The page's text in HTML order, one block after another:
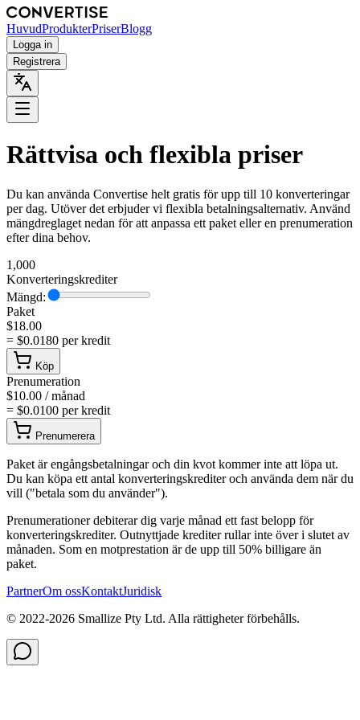
HuvudProdukterPriserBlogg
Logga in
Registrera
Rättvisa och flexibla priser
Du kan använda Convertise helt gratis för upp till 10 konverteringar
per dag. Utöver det erbjuder vi flexibla betalningsalternativ. Använd
mängdreglaget nedan för att anpassa ett paket eller en prenumeration
efter dina behov.
1,000
Konverteringskrediter
Mängd:
Paket
$18.00
= $0.0180 per kredit
Köp
Prenumeration
$10.00 / månad
= $0.0100 per kredit
Prenumerera
Paket är engångsbetalningar och din kvot kommer inte att löpa ut.
Du kan köpa ett antal konverteringskrediter och använda dem när du
vill ("betala som du använder").
Prenumerationer debiterar dig varje månad ett fast belopp för
konverteringskrediter. Outnyttjade krediter rullar inte över i slutet av
månaden. Som en motprestation är de upp till 50% billigare än
paket.
PartnerOm ossKontaktJuridisk
© 2022-2026 Smallize Pty Ltd. Alla rättigheter förbehålls.